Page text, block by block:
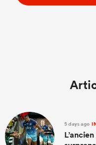
5 days ago